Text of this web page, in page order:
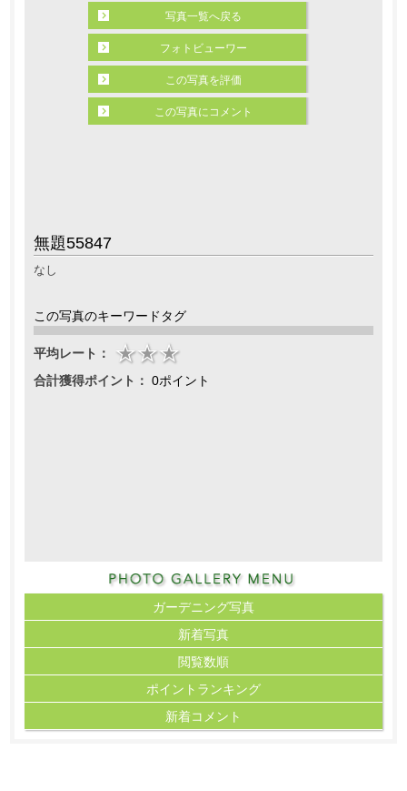
無題55847
なし
この写真のキーワードタグ
平均レート：
合計獲得ポイント： 0ポイント
写真一覧へ戻る
フォトビューワー
この写真を評価
この写真にコメント
ガーデニング写真
新着写真
閲覧数順
ポイント ランキング
新着コメント